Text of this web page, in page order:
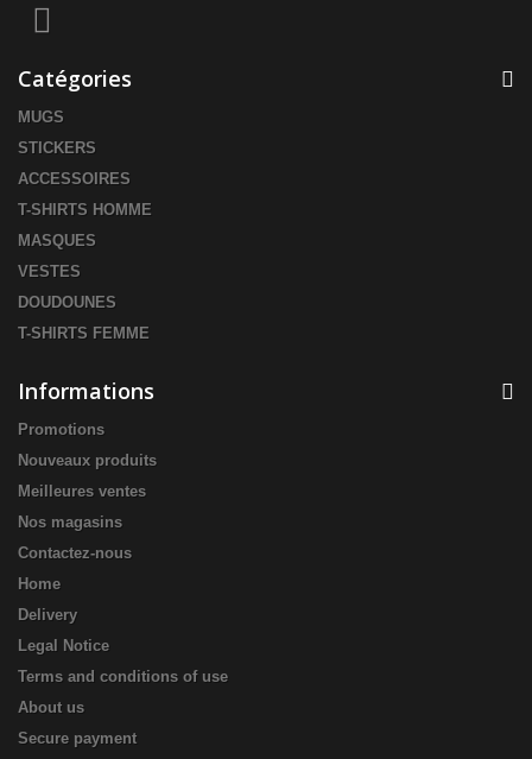
Catégories
MUGS
STICKERS
ACCESSOIRES
T-SHIRTS HOMME
MASQUES
VESTES
DOUDOUNES
T-SHIRTS FEMME
Informations
Promotions
Nouveaux produits
Meilleures ventes
Nos magasins
Contactez-nous
Home
Delivery
Legal Notice
Terms and conditions of use
About us
Secure payment